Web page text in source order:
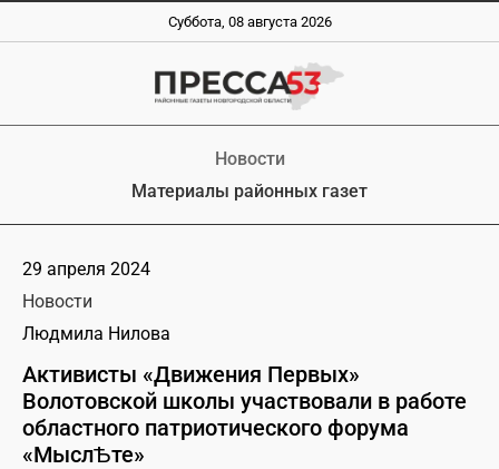
Суббота, 08 августа 2026
Новости
Материалы районных газет
29 апреля 2024
Новости
Людмила Нилова
Активисты «Движения Первых»
Волотовской школы участвовали в работе
областного патриотического форума
«МыслѢте»